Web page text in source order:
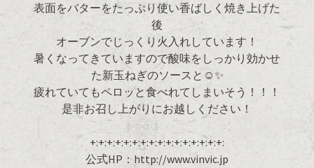
表面をバターをたっぷり使い香ばしく焼き上げた
後
オーブンでじっくり火入れしています！
暑くなってきていますので酸味をしっかり効かせ
た新玉ねぎのソースと☺✨
疲れていてもペロッと食べれてしまいそう！！！
是非お召し上がりにお越しください！
+:+:+:+:+:+:+:+:+:+:+:+:+:+:+:+:
公式HP：http://www.vinvic.jp